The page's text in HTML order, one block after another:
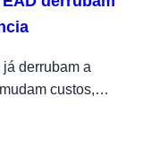
derrubam a
custos,